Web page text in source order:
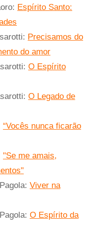
Espírito Santo:
Precisamos do
do amor
O Espírito
O Legado de
“Vocês nunca ficarão
"Se me amais,
Viver na
O Espírito da